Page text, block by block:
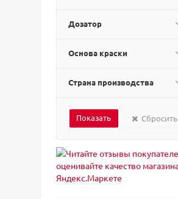
Дозатор
Основа краски
Страна производства
Сбросить